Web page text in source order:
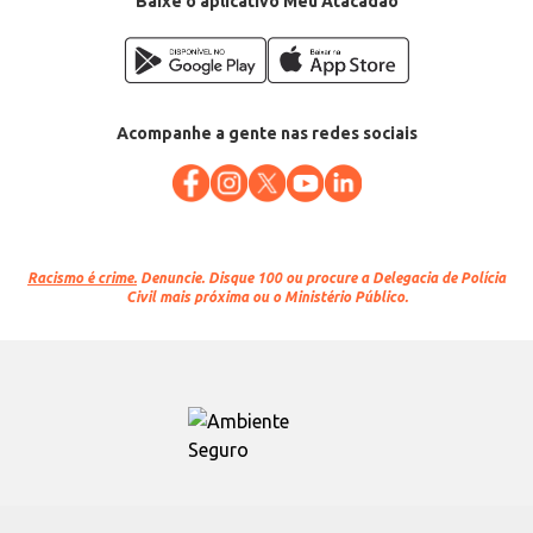
Acompanhe a gente nas redes sociais
Racismo é crime. Denuncie. Disque 100 ou procure a Delegacia de Polícia
Civil mais próxima ou o Ministério Público.